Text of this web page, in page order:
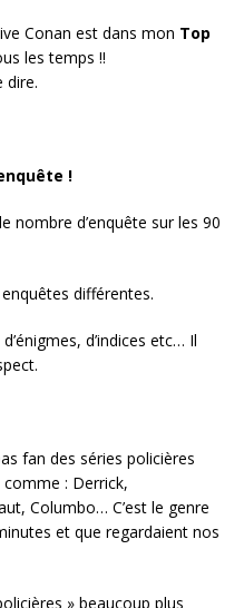
Conan est dans mon Top
les temps !!
dire.
!
nombre d’enquête sur les 90
différentes.
d’indices etc… Il
fan des séries policières
: Derrick,
Columbo… C’est le genre
et que regardaient nos
» beaucoup plus